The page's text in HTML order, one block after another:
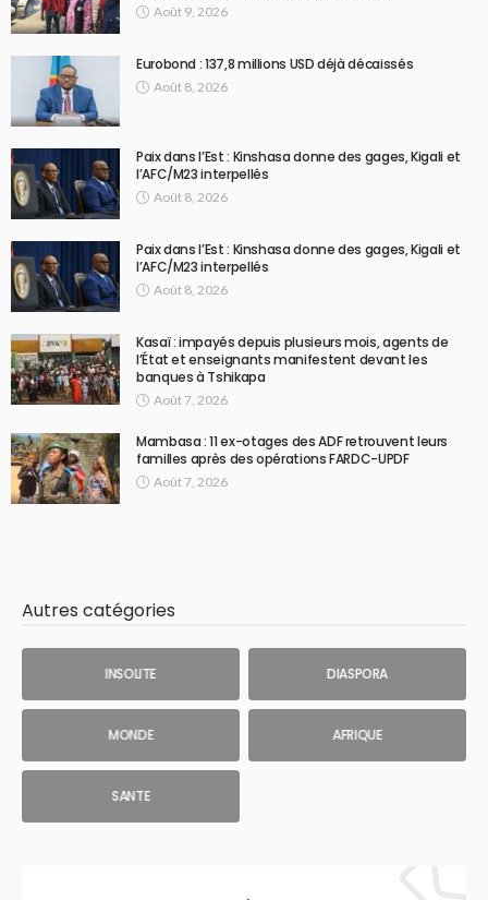
Août 9, 2026
Eurobond : 137,8 millions USD déjà décaissés
Août 8, 2026
Paix dans l’Est : Kinshasa donne des gages, Kigali et
l’AFC/M23 interpellés
Août 8, 2026
Paix dans l’Est : Kinshasa donne des gages, Kigali et
l’AFC/M23 interpellés
Août 8, 2026
Kasaï : impayés depuis plusieurs mois, agents de
l’État et enseignants manifestent devant les
banques à Tshikapa
Août 7, 2026
Mambasa : 11 ex-otages des ADF retrouvent leurs
familles après des opérations FARDC-UPDF
Août 7, 2026
Autres catégories
INSOLITE DIASPORA
MONDE AFRIQUE
SANTE